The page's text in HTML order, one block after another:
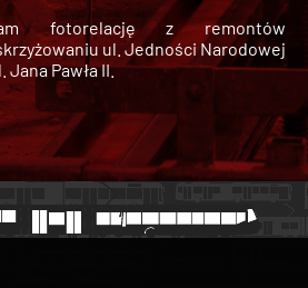
fotorelację z remontów
ul. Jedności Narodowej
Pawła II.